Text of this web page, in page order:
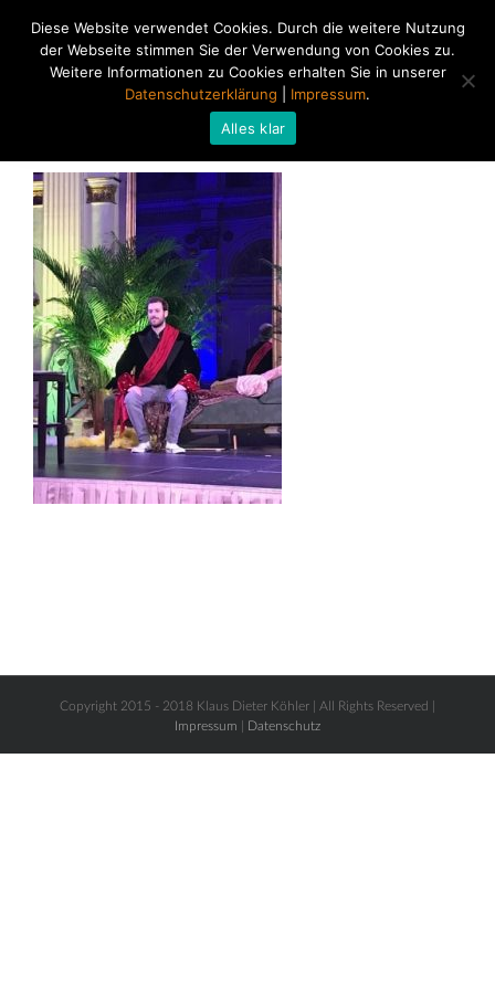
Copyright 2015 - 2018 Klaus Dieter Köhler | All Rights Reserved |
Impressum
Datenschutz
Diese Website verwendet Cookies. Durch die weitere Nutzung
der Webseite stimmen Sie der Verwendung von Cookies zu.
Weitere Informationen zu Cookies erhalten Sie in unserer
Datenschutzerklärung
Impressum.
Alles klar